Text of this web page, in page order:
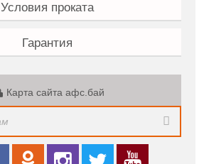
Условия проката
Гарантия
Карта сайта афс.бай